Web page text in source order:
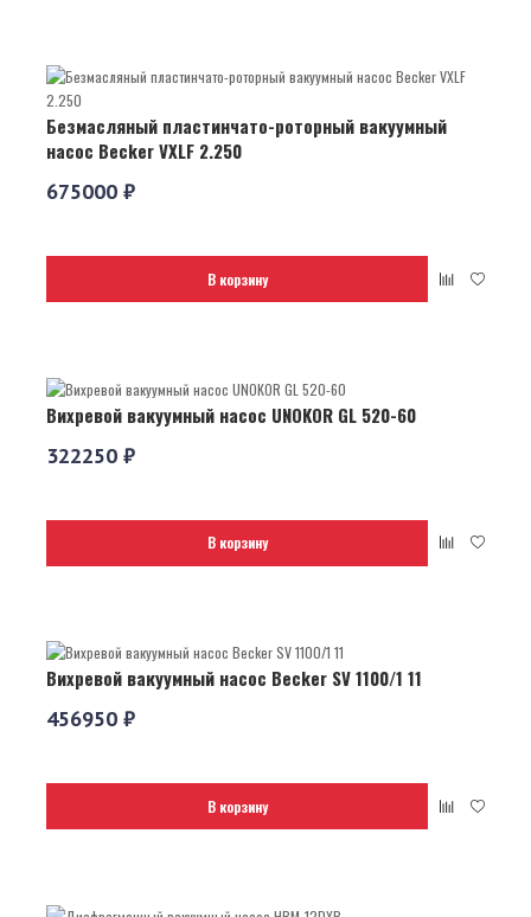
Безмасляный пластинчато-роторный вакуумный
насос Becker VXLF 2.250
675000 ₽
В корзину
Вихревой вакуумный насос UNOKOR GL 520-60
322250 ₽
В корзину
Вихревой вакуумный насос Becker SV 1100/1 11
456950 ₽
В корзину